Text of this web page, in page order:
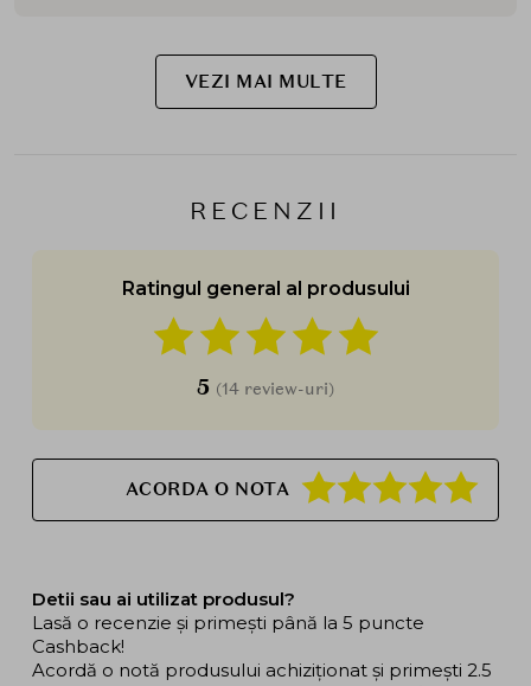
VEZI MAI MULTE
RECENZII
Ratingul general al produsului
5 (14 review-uri)
ACORDA O NOTA
Detii sau ai utilizat produsul?
Lasă o recenzie și primești până la 5 puncte
Cashback!
Acordă o notă produsului achiziționat și primești 2.5